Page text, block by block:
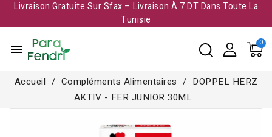
Livraison Gratuite Sur Sfax – Livraison À 7 DT Dans Toute La
Tunisie​
menu
Accueil Compléments Alimentaires
DOPPEL HERZ
AKTIV - FER JUNIOR 30ML